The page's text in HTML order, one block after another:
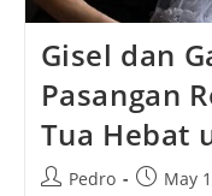
Gisel dan
Pasangan
Tua Hebat
PostPedro
PostMay